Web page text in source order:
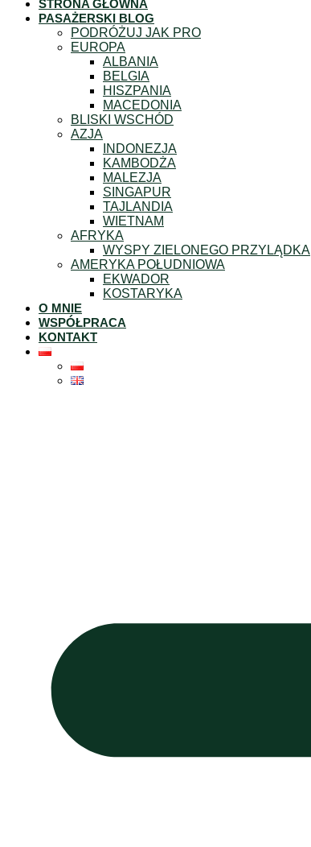
Przejdź
STRONA GŁÓWNA
PASAŻERSKI BLOG
PODRÓŻUJ JAK PRO
EUROPA
ALBANIA
BELGIA
HISZPANIA
MACEDONIA
BLISKI WSCHÓD
AZJA
INDONEZJA
KAMBODŻA
MALEZJA
SINGAPUR
TAJLANDIA
WIETNAM
AFRYKA
WYSPY ZIELONEGO PRZYLĄDKA
AMERYKA POŁUDNIOWA
EKWADOR
KOSTARYKA
O MNIE
WSPÓŁPRACA
KONTAKT